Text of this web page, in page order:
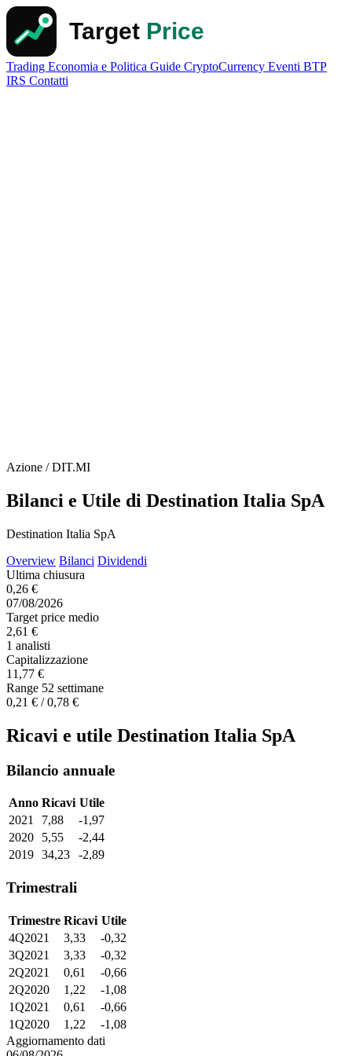
Trading Economia e Politica Guide CryptoCurrency Eventi BTP
IRS Contatti
Azione / DIT.MI
Bilanci e Utile di Destination Italia SpA
Destination Italia SpA
Overview Bilanci Dividendi
Ultima chiusura
0,26 €
07/08/2026
Target price medio
2,61 €
1 analisti
Capitalizzazione
11,77 €
Range 52 settimane
0,21 € / 0,78 €
Ricavi e utile Destination Italia SpA
Bilancio annuale
Anno Ricavi Utile
2021
7,88
-1,97
2020
5,55
-2,44
2019 34,23 -2,89
Trimestrali
Trimestre Ricavi Utile
4Q2021
3,33
-0,32
3Q2021
3,33
-0,32
2Q2021
0,61
-0,66
2Q2020
1,22
-1,08
1Q2021
0,61
-0,66
1Q2020
1,22
-1,08
Aggiornamento dati